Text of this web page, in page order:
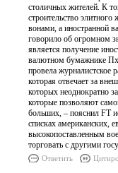
столичных жителей. К
строительство
вонами, а иностранной
говорило об огромном
является получение
валютном бумажнике
провела журналистское
которая отвечает за
которых неоднократно
которые позволяют
больших, – пояснил FT
списках американских,
высокопоставленным
торговать с другими
Ответить